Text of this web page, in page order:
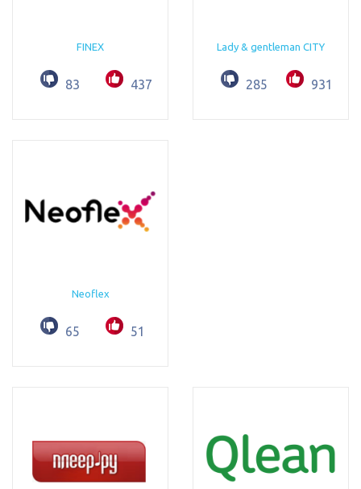
FINEX
83 437
Lady & gentleman CITY
285 931
Neoflex
65 51